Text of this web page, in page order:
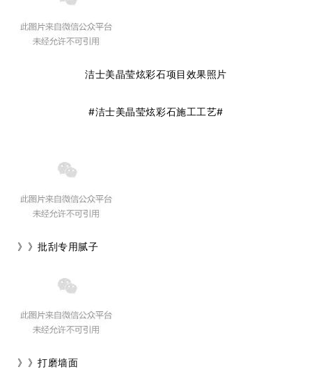
洁士美晶莹炫彩石项目效果照片
#洁士美晶莹炫彩石施工工艺#
》》批刮专用腻子
》》打磨墙面